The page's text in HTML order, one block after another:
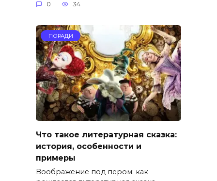
0 34
ПОРАДИ
Что такое литературная сказка:
история, особенности и
примеры
Воображение под пером: как